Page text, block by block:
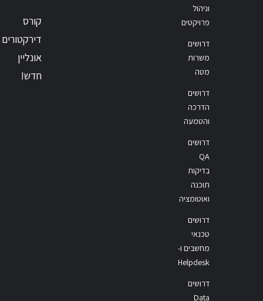
וניהול
פרויקטים
דרושים
משרות
מטה
דרושים
הדרכה
והטמעה
דרושים
QA
בדיקות
תוכנה
ואוטומציה
דרושים
טכנאי
מחשבים ו-
Helpdesk
דרושים
Data
קורס
דירקטורים
אונליין
חדש!